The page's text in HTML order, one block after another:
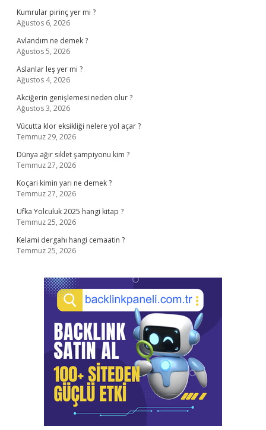
Kumrular pirinç yer mi ?
Ağustos 6, 2026
Avlandım ne demek ?
Ağustos 5, 2026
Aslanlar leş yer mi ?
Ağustos 4, 2026
Akciğerin genişlemesi neden olur ?
Ağustos 3, 2026
Vücutta klor eksikliği nelere yol açar ?
Temmuz 29, 2026
Dünya ağır sıklet şampiyonu kim ?
Temmuz 27, 2026
Koçari kimin yarı ne demek ?
Temmuz 27, 2026
Ufka Yolculuk 2025 hangi kitap ?
Temmuz 25, 2026
Kelami dergahı hangi cemaatin ?
Temmuz 25, 2026